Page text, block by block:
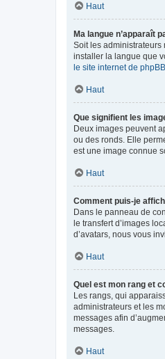
Haut
Ma langue n’apparaît
Soit les administrateurs
installer la langue que
le site internet de phpBB
Haut
Que signifient les
Deux images peuvent
ou des ronds. Elle
est une image connue
Haut
Comment puis-je
Dans le panneau de
le transfert d’images
d’avatars, nous vous
Haut
Quel est mon rang et
Les rangs, qui
administrateurs et les
messages afin
messages.
Haut